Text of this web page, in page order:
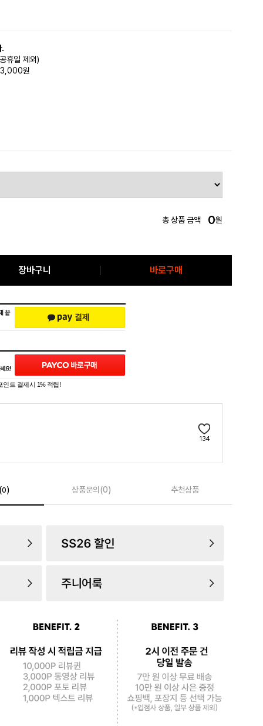
.
휴일 제외)
원
총 상품 금액 0원
장바구니 바로구매
페
PAYCO 바로구매
인트 결제시 1% 적립!
134
0) 상품문의(0) 추천상품